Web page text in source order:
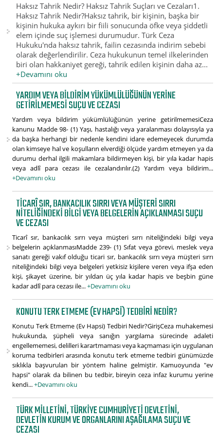
Haksız Tahrik Nedir? Haksız Tahrik Suçları ve Cezaları1.
Haksız Tahrik Nedir?Haksız tahrik, bir kişinin, başka bir
kişinin hukuka aykırı bir fiili sonucunda öfke veya şiddetli
elem içinde suç işlemesi durumudur. Türk Ceza
Hukuku'nda haksız tahrik, failin cezasında indirim sebebi
olarak değerlendirilir. Ceza hukukunun temel ilkelerinden
biri olan hakkaniyet gereği, tahrik edilen kişinin daha az...
+Devamını oku
YARDIM VEYA BILDIRIM YÜKÜMLÜLÜĞÜNÜN YERINE
GETIRILMEMESI SUÇU VE CEZASI
Yardım veya bildirim yükümlülüğünün yerine getirilmemesiCeza
kanunu Madde 98- (1) Yaşı, hastalığı veya yaralanması dolayısıyla ya
da başka herhangi bir nedenle kendini idare edemeyecek durumda
olan kimseye hal ve koşulların elverdiği ölçüde yardım etmeyen ya da
durumu derhal ilgili makamlara bildirmeyen kişi, bir yıla kadar hapis
veya adlî para cezası ile cezalandırılır.(2) Yardım veya bildirim...
+Devamını oku
TICARÎ SIR, BANKACILIK SIRRI VEYA MÜŞTERI SIRRI
NITELIĞINDEKI BILGI VEYA BELGELERIN AÇIKLANMASI SUÇU
VE CEZASI
Ticarî sır, bankacılık sırrı veya müşteri sırrı niteliğindeki bilgi veya
belgelerin açıklanmasıMadde 239- (1) Sıfat veya görevi, meslek veya
sanatı gereği vakıf olduğu ticari sır, bankacılık sırrı veya müşteri sırrı
niteliğindeki bilgi veya belgeleri yetkisiz kişilere veren veya ifşa eden
kişi, şikayet üzerine, bir yıldan üç yıla kadar hapis ve beşbin güne
kadar adlî para cezası ile...+Devamını oku
KONUTU TERK ETMEME (EV HAPSI) TEDBIRI NEDIR?
Konutu Terk Etmeme (Ev Hapsi) Tedbiri Nedir?GirişCeza muhakemesi
hukukunda, şüpheli veya sanığın yargılama sürecinde adaleti
engellememesi, delilleri karartmaması veya kaçmaması için uygulanan
koruma tedbirleri arasında konutu terk etmeme tedbiri günümüzde
sıklıkla başvurulan bir yöntem haline gelmiştir. Kamuoyunda "ev
hapsi" olarak da bilinen bu tedbir, bireyin ceza infaz kurumu yerine
kendi...+Devamını oku
TÜRK MILLETINI, TÜRKIYE CUMHURIYETI DEVLETINI,
DEVLETIN KURUM VE ORGANLARINI AŞAĞILAMA SUÇU VE
CEZASI